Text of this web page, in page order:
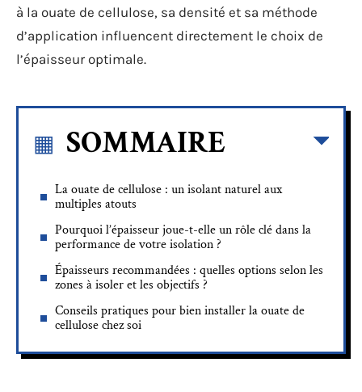
à la ouate de cellulose, sa densité et sa méthode
d’application influencent directement le choix de
l’épaisseur optimale.
SOMMAIRE
La ouate de cellulose : un isolant naturel aux
multiples atouts
Pourquoi l’épaisseur joue-t-elle un rôle clé dans la
performance de votre isolation ?
Épaisseurs recommandées : quelles options selon les
zones à isoler et les objectifs ?
Conseils pratiques pour bien installer la ouate de
cellulose chez soi